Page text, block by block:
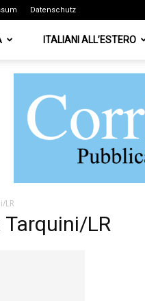
Datenschutz
ITALIANI ALL’ESTERO
LR
LR